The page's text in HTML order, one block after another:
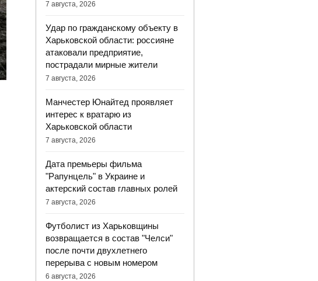
7 августа, 2026
Удар по гражданскому объекту в
Харьковской области: россияне
атаковали предприятие,
пострадали мирные жители
7 августа, 2026
Манчестер Юнайтед проявляет
интерес к вратарю из
Харьковской области
7 августа, 2026
Дата премьеры фильма
"Рапунцель" в Украине и
актерский состав главных ролей
7 августа, 2026
Футболист из Харьковщины
возвращается в состав "Челси"
после почти двухлетнего
перерыва с новым номером
6 августа, 2026